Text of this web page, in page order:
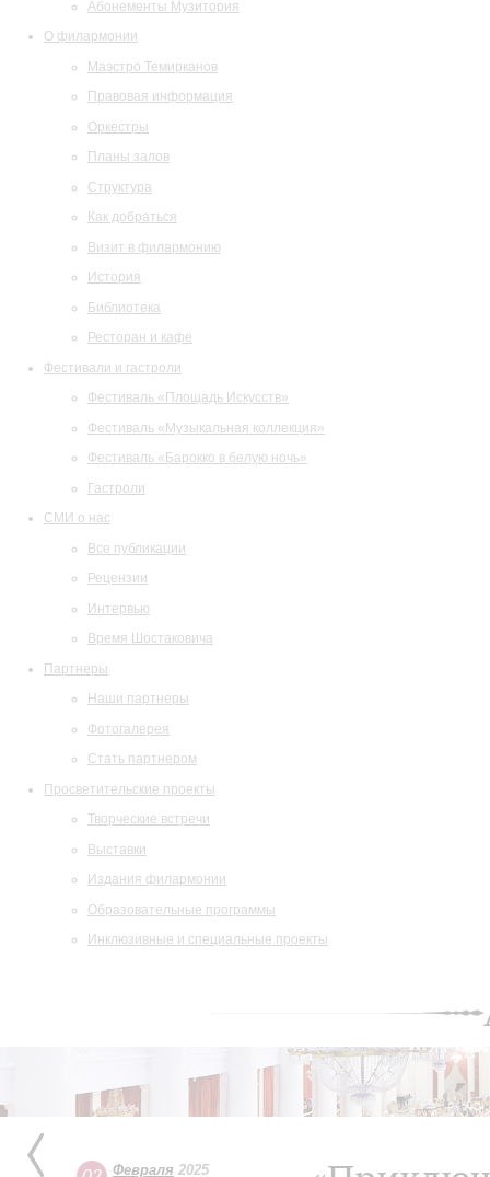
Абонементы Музитория
О филармонии
Маэстро Темирканов
Правовая информация
Оркестры
Планы залов
Структура
Как добраться
Визит в филармонию
История
Библиотека
Ресторан и кафе
Фестивали и гастроли
Фестиваль «Площадь Искусств»
Фестиваль «Музыкальная коллекция»
Фестиваль «Барокко в белую ночь»
Гастроли
СМИ о нас
Все публикации
Рецензии
Интервью
Время Шостаковича
Партнеры
Наши партнеры
Фотогалерея
Стать партнером
Просветительские проекты
Творческие встречи
Выставки
Издания филармонии
Образовательные программы
Инклюзивные и специальные проекты
Февраля 2025